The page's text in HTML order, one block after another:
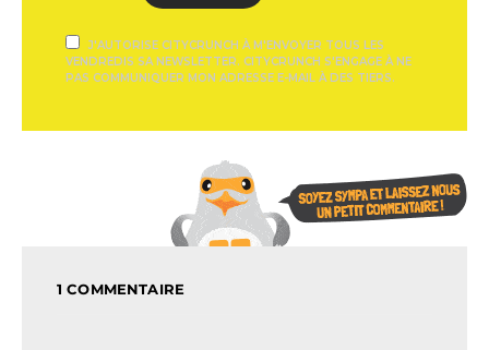
J'AUTORISE CITYCRUNCH À M'ENVOYER TOUS LES
VENDREDIS SA NEWSLETTER. CITYCRUNCH S'ENGAGE À NE
PAS COMMUNIQUER MON ADRESSE E-MAIL À DES TIERS.
1 COMMENTAIRE